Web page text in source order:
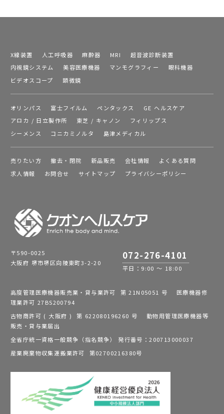
X線装置 人工呼吸器 麻酔器 MRI
超音波診断装置
内視鏡システム
美容医療機器 マンモグラフィー
眼科機器
ビデオスコープ
顕微鏡
オリンパス 富士フイルム ペンタックス
GE ヘルスケア
アロカ / 日立製作所
東芝 / キャノン
フィリップス
シーメンス
コニカミノルタ 島津メディカル
売りたい方 撤去・閉院 新品販売 会社情報
よくある質問
求人情報
お問合せ サイトマップ プライバシーポリシー
〒590-0025
大阪府 堺市堺区向陵東町3-2-20
072-276-4101
平日：9:00 ～ 18:00
高度管理医療機器販売業・貸与業許可 第 21N05051 号 医療機器修
理業許可 27BS200794
古物商許可 ( 大阪府 ) 第 622080196260 号 動物用管理医療機器等
販売・貸与業届出
全省庁統一資格一般競争（指名競争） 発行番号：200713000037
産業廃棄物収集運搬業許可 第02700216380号